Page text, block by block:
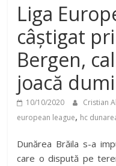
Liga
câștigat
Bergen,
joacă
10/10/2020 Cristian
european league, hc
Dunărea Brăila s-a
care o dispută pe